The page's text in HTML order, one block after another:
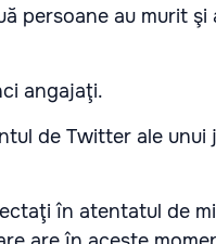
persoane au murit şi
angajaţi.
de Twitter ale unui
în atentatul de